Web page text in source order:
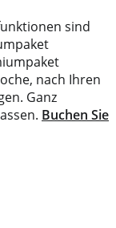
sind
nach Ihren
Ganz
Buchen Sie